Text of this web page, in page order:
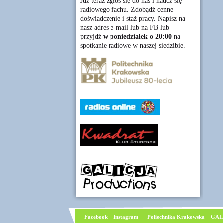
radiowego fachu. Zdobądź cenne
doświadczenie i staż pracy. Napisz na
nasz adres e-mail lub na FB lub
przyjdź w poniedziałek o 20:00na
spotkanie radiowe w naszej siedzibie.
Facebook Instagram Poliechnika Krakowska